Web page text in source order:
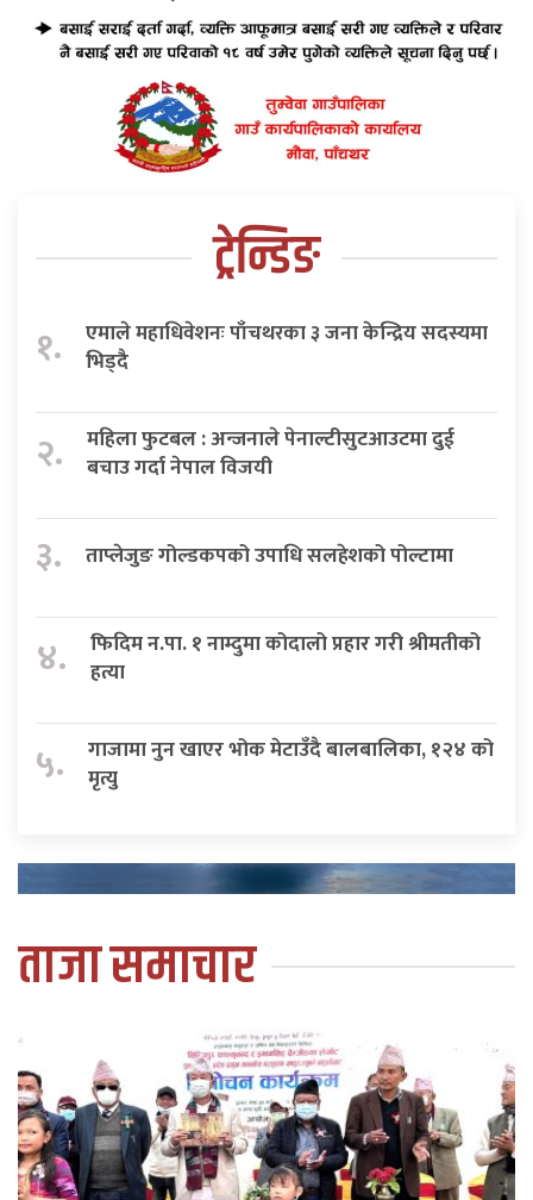
ट्रेन्डिङ
१.
एमाले महाधिवेशनः पाँचथरका ३ जना केन्द्रिय सदस्यमा
भिड्दै
२.
महिला फुटबल : अन्जनाले पेनाल्टीसुटआउटमा दुई
बचाउ गर्दा नेपाल विजयी
३. ताप्लेजुङ गोल्डकपको उपाधि सलहेशको पोल्टामा
४.
फिदिम न.पा. १ नाम्दुमा कोदालो प्रहार गरी श्रीमतीको
हत्या
५.
गाजामा नुन खाएर भोक मेटाउँदै बालबालिका, १२४ को
मृत्यु
ताजा समाचार